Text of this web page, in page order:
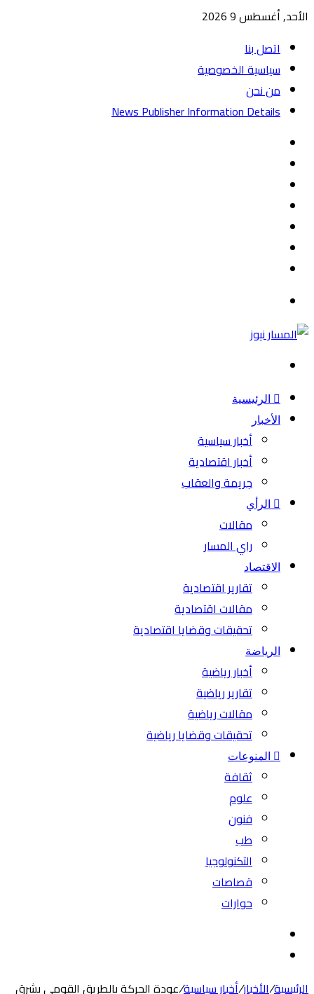
الأحد, أغسطس 9 2026
اتصل بنا
سياسية الخصوصية
من نحن
News Publisher Information Details
الرئيسية
الأخبار
أخبار سياسية
أخبار اقتصادية
جريمة والعقاب
الرأي
مقالات
راي المسار
الاقتصاد
تقارير اقتصادية
مقالات اقتصادية
تحقيقات وقضايا اقتصادية
الرياضة
أخبار رياضية
تقارير رياضية
مقالات رياضية
تحقيقات وقضايا رياضية
المنوعات
ثقافة
علوم
فنون
طب
التكنولوجيا
قصاصات
حوارات
الرئيسية/الأخبار/أخبار سياسية/عودة الحركة بالطريق القومي بشرق